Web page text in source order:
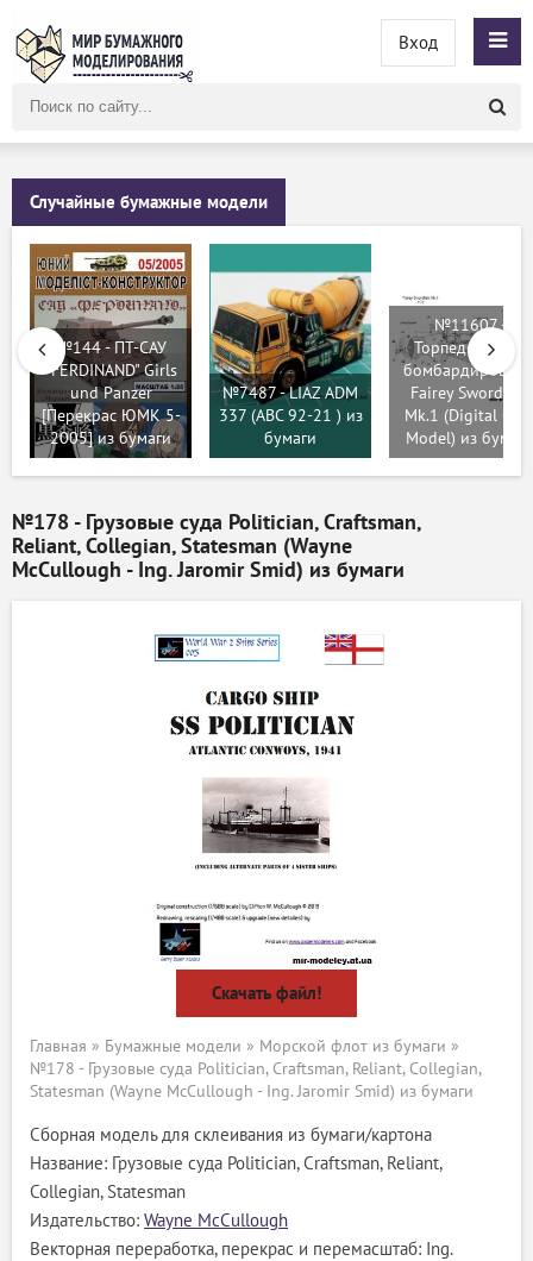
сайту
Вход
Случайные бумажные модели
№144 - ПТ-САУ
"FERDINAND" Girls
und Panzer
[Перекрас ЮМК 5-
2005] из бумаги
№7487 - LIAZ ADM
337 (ABC 92-21 ) из
бумаги
№11607 -
Торпедоносец-
Fairey Swordfish
Mk.1 (Digital
Model) из бумаги
№178 - Грузовые суда Politician, Craftsman,
Reliant, Collegian, Statesman (Wayne
McCullough - Ing. Jaromir Smid) из бумаги
Скачать файл!
Главная » Бумажные модели » Морской флот из бумаги »
№178 - Грузовые суда Politician, Craftsman, Reliant, Collegian,
Statesman (Wayne McCullough - Ing. Jaromir Smid) из бумаги
Сборная модель для склеивания из бумаги/картона
Название: Грузовые суда Politician, Craftsman, Reliant,
Collegian, Statesman
Издательство: Wayne McCullough
Векторная переработка, перекрас и перемасштаб: Ing.